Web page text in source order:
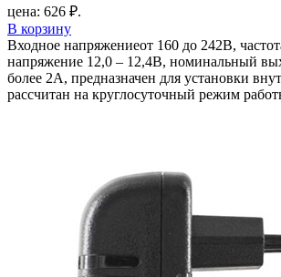
цена: 626 ₽.
В корзину
Входное напряжениеот 160 до 242В,
напряжение 12,0 – 12,4В, номинальный
более 2А, предназначен для установки
рассчитан на круглосуточный режим